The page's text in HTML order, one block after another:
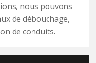
nous pouvons
de débouchage,
de conduits.